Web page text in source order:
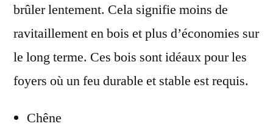
brûler lentement. Cela signifie moins de
ravitaillement en bois et plus d’économies sur
le long terme. Ces bois sont idéaux pour les
foyers où un feu durable et stable est requis.
Chêne